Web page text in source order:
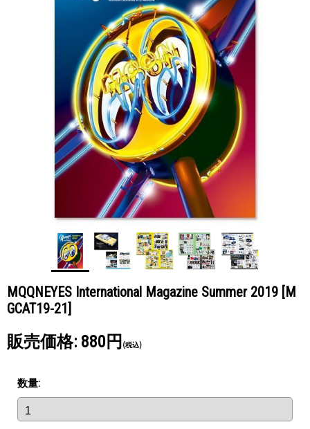
MQQNEYES International Magazine Summer 2019 [M
GCAT19-21]
販売価格: 880円 (税込)
数量: